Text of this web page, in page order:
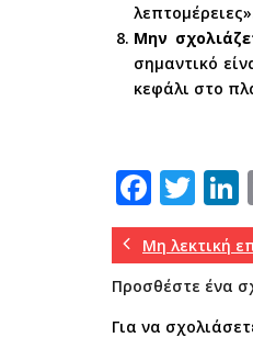
Μην
σημαντικό
κεφάλι στο
F
a
c
e
b
T
w
it
te
r
Μη λεκτική
Προσθέστε ένα
Για να